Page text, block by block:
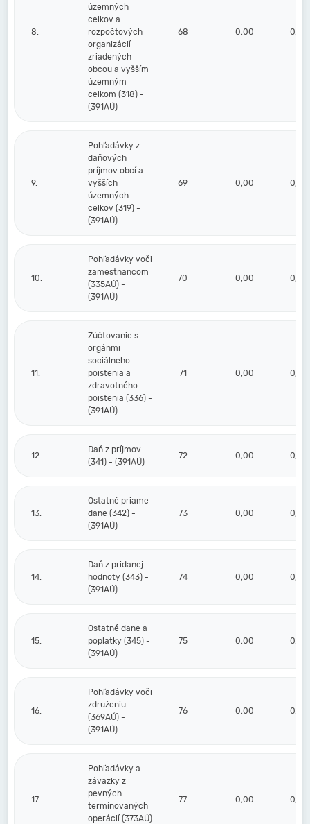
8.
územných
celkov a
rozpočtových
organizácií
zriadených
obcou a vyšším
územným
celkom (318) -
(391AÚ)
68 0,00 0,00
9.
Pohľadávky z
daňových
príjmov obcí a
vyšších
územných
celkov (319) -
(391AÚ)
69 0,00 0,00
10.
Pohľadávky voči
zamestnancom
(335AÚ) -
(391AÚ)
70 0,00 0,00
11.
Zúčtovanie s
orgánmi
sociálneho
poistenia a
zdravotného
poistenia (336) -
(391AÚ)
71 0,00 0,00
12.
Daň z príjmov
(341) - (391AÚ)
72 0,00 0,00
13.
Ostatné priame
dane (342) -
(391AÚ)
73 0,00 0,00
14.
Daň z pridanej
hodnoty (343) -
(391AÚ)
74 0,00 0,00
15.
Ostatné dane a
poplatky (345) -
(391AÚ)
75 0,00 0,00
16.
Pohľadávky voči
združeniu
(369AÚ) -
(391AÚ)
76 0,00 0,00
17.
Pohľadávky a
záväzky z
pevných
termínovaných
operácií (373AÚ)
77 0,00 0,00